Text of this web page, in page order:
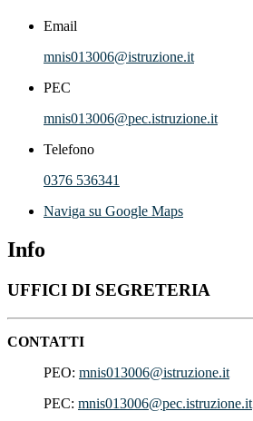
Email
mnis013006@istruzione.it
PEC
mnis013006@pec.istruzione.it
Telefono
0376 536341
Naviga su Google Maps
Info
UFFICI DI SEGRETERIA
CONTATTI
PEO: mnis013006@istruzione.it
PEC: mnis013006@pec.istruzione.it